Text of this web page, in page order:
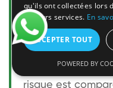
son nid. Sa
celle d'une
une personne
bénigne. Pour
risque est
qu'ils ont collectées lors
de leurs services. En
ACCEPTER TOUT
POWERED BY